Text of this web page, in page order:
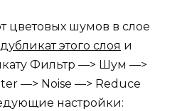
цветовых шумов в слое
дубликат этого слоя и
Фильтр —> Шум —>
—> Noise —> Reduce
настройки: